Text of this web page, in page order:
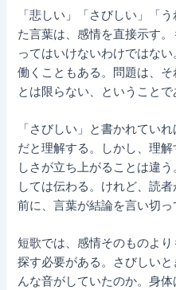
「悲しい」「さびしい」「
た言葉は、感情を直接示す
ってはいけないわけではな
働くこともある。問題は、
とは限らない、ということで
「さびしい」と書かれてい
だと理解する。しかし、理
しさが立ち上がることは違
しては伝わる。けれど、読
前に、言葉が結論を言い切っ
短歌では、感情そのものよ
探す必要がある。さびしい
んな音がしていたのか。身